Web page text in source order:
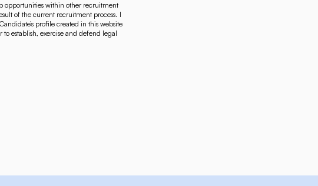
opportunities within other recruitment
of the current recruitment process. I
profile created in this website
establish, exercise and defend legal